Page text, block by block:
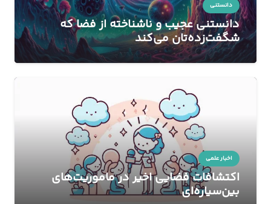
دانستنی
دانستنی‌ عجیب و ناشناخته از فضا که
شگفت‌زده‌تان می‌کند
اخبار علمی
اکتشافات فضایی اخیر در ماموریت‌های
بین‌سیاره‌ای